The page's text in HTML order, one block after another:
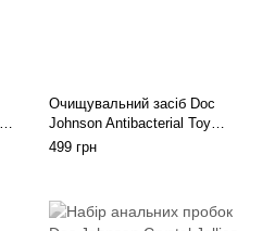
Очищувальний засіб Doc
Johnson Antibacterial Toy
Cleaner (118 мл) для іграшок
499 грн